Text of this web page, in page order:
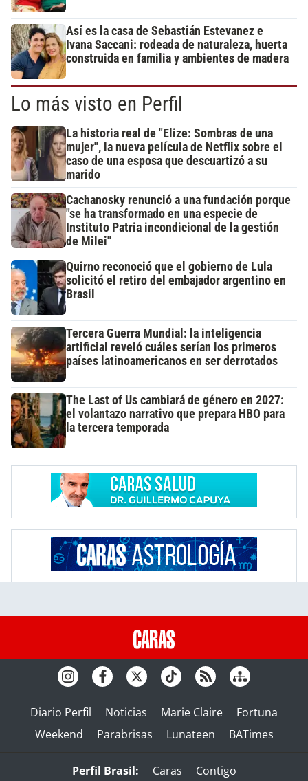
Así es la casa de Sebastián Estevanez e
Ivana Saccani: rodeada de naturaleza, huerta
construida en familia y ambientes de madera
Lo más visto en Perfil
La historia real de "Elize: Sombras de una
mujer", la nueva película de Netflix sobre el
caso de una esposa que descuartizó a su
marido
Cachanosky renunció a una fundación porque
"se ha transformado en una especie de
Instituto Patria incondicional de la gestión
de Milei"
Quirno reconoció que el gobierno de Lula
solicitó el retiro del embajador argentino en
Brasil
Tercera Guerra Mundial: la inteligencia
artificial reveló cuáles serían los primeros
países latinoamericanos en ser derrotados
The Last of Us cambiará de género en 2027:
el volantazo narrativo que prepara HBO para
la tercera temporada
Diario Perfil Noticias Marie Claire
Fortuna
Weekend
Parabrisas Lunateen BATimes
Perfil Brasil: Caras Contigo